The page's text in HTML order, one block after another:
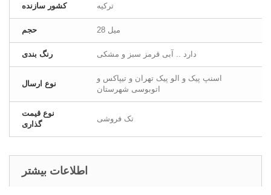
کشور سازنده ترکیه
حجم 28 میل
رنگ بندی دارد .. آبی قرمز سبز و مشکی
نوع ارسال
اسنپ پیک و الو پیک تهران و تیپاکس و
اتوبوسی شهرستان
نوع قیمت
گذاری
تک فروشی
اطلاعات بیشتر